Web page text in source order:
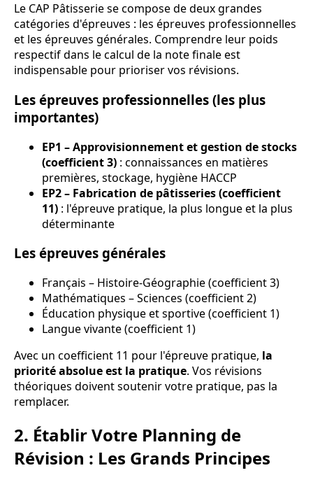
Le CAP Pâtisserie se compose de deux grandes
catégories d'épreuves : les épreuves professionnelles
et les épreuves générales. Comprendre leur poids
respectif dans le calcul de la note finale est
indispensable pour prioriser vos révisions.
Les épreuves professionnelles (les plus
importantes)
EP1 – Approvisionnement et gestion de stocks
(coefficient 3) : connaissances en matières
premières, stockage, hygiène HACCP
EP2 – Fabrication de pâtisseries (coefficient
11) : l'épreuve pratique, la plus longue et la plus
déterminante
Les épreuves générales
Français – Histoire-Géographie (coefficient 3)
Mathématiques – Sciences (coefficient 2)
Éducation physique et sportive (coefficient 1)
Langue vivante (coefficient 1)
Avec un coefficient 11 pour l'épreuve pratique, la
priorité absolue est la pratique. Vos révisions
théoriques doivent soutenir votre pratique, pas la
remplacer.
2. Établir Votre Planning de
Révision : Les Grands Principes